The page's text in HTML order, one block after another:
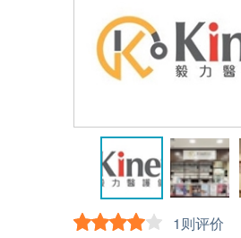
1则评价